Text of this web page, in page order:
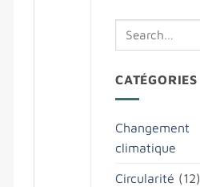
CATÉGORIES
Changement
climatique
Circularité (12)